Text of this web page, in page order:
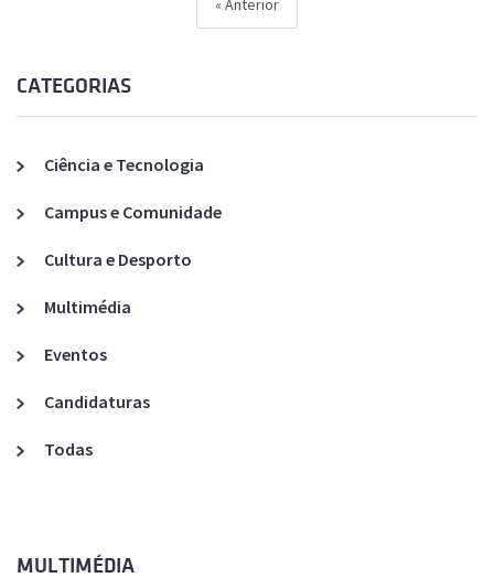
Anterior
CATEGORIAS
Ciência e Tecnologia
Campus e Comunidade
Cultura e Desporto
Multimédia
Eventos
Candidaturas
Todas
MULTIMÉDIA